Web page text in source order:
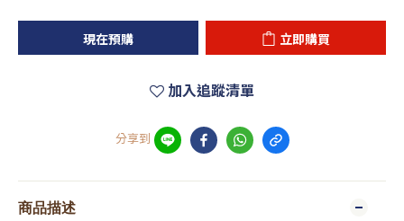
現在預購 立即購買
加入追蹤清單
分享到
商品描述